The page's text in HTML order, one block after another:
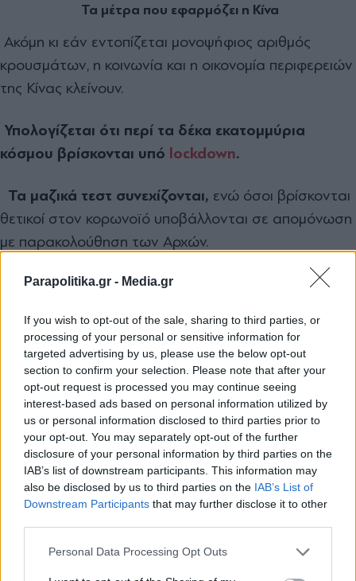
Parapolitika.gr - Media.gr
If you wish to opt-out of the sale, sharing to third parties, or
processing of your personal or sensitive information for
targeted advertising by us, please use the below opt-out
section to confirm your selection. Please note that after your
opt-out request is processed you may continue seeing
interest-based ads based on personal information utilized by
us or personal information disclosed to third parties prior to
your opt-out. You may separately opt-out of the further
disclosure of your personal information by third parties on the
IAB’s list of downstream participants. This information may
also be disclosed by us to third parties on the IAB’s List of
Downstream Participants that may further disclose it to other
Personal Data Processing Opt Outs
Τα μέτρα που εφαρμόζει η Κίνα
Ακόμη κι εάν εντοπίζεται μονοψήφιος αριθμός
κρουσμάτων, η κοινωνία και η οικονομία περιφερειών
της Κίνας κλείνουν.
Υπολογίζεται ότι περί τα δέκα εκατομμύρια
κόσμου βρίσκονται υπό lockdown.
Τα μαζικά τεστ συνεχίζονται, ενώ όσοι βρίσκονται
θετικοί στον κορωνοϊό υποβάλλονται σε απομόνωση
με παρακολούθηση των Αρχών.
Επιχειρήσεις και σχολεία έχουν κλείσει όπως και όλα
φαγητό.
Ορισμένοι, ωστόσο, κανόνες έχουν χαλαρώσει. Οι
θετικοί στον ιό μπαίνουν για οκτώ και όχι για 10
μέρες σε καραντίνα. Τις πέντε μέρες αναγκάζονται
να μείνουν σε ειδικό κέντρο απομόνωσης και τις τρεις
στο σπίτι.
How police in China is dealing with
protests:
Fuck around and find out
Εγγραφή στο newsletter